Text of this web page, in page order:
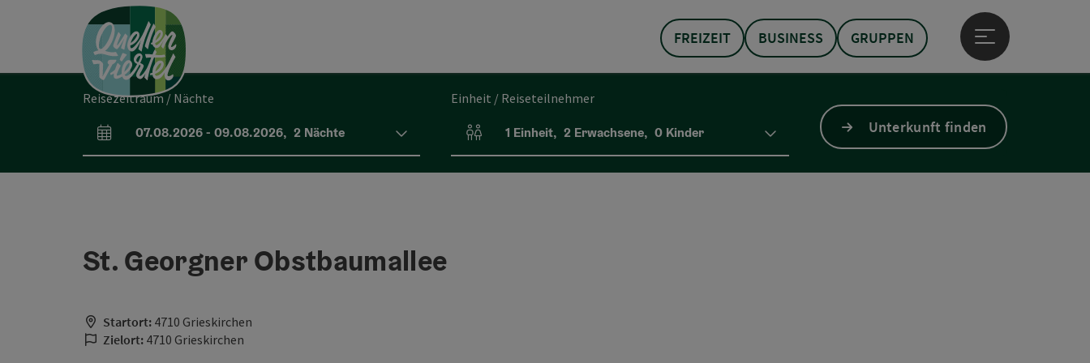
Zum InhaltAccesskey
[0]
Zur NavigationAccesskey
Zum Seitenanfang Accesskey
FREIZEIT BUSINESS GRUPPEN
Hauptmenü öffnen
Reisezeitraum / Nächte
An- und Abreisefelder
07.08.2026- 09.08.2026, 2 Nächte
Einheit / Reiseteilnehmer
Einheitenanzahl und Personenfelder
1 Einheit, 2 Erwachsene, 0 Kinder Unterkunft finden
St. Georgner Obstbaumallee
Startort: 4710 Grieskirchen
Zielort: 4710 Grieskirchen